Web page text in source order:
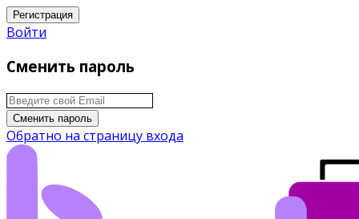
Регистрация
Войти
Сменить пароль
Сменить пароль
Обратно на страницу входа